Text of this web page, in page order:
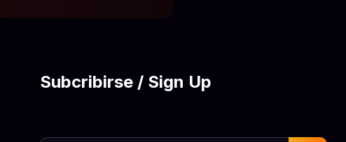
Subcribirse / Sign Up